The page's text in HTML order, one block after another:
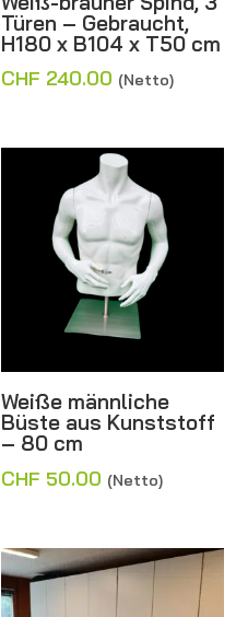
Türen – Gebraucht,
H180 x B104 x T50 cm
CHF 240.00 (Netto)
Weiße männliche
Büste aus Kunststoff
– 80 cm
CHF 50.00 (Netto)